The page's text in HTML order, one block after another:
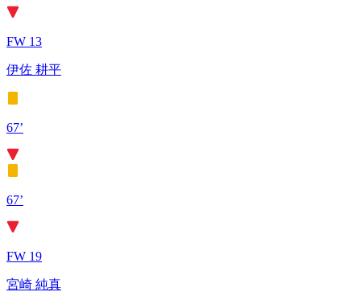
FW 13
伊佐 耕平
67’
67’
FW 19
宮崎 純真